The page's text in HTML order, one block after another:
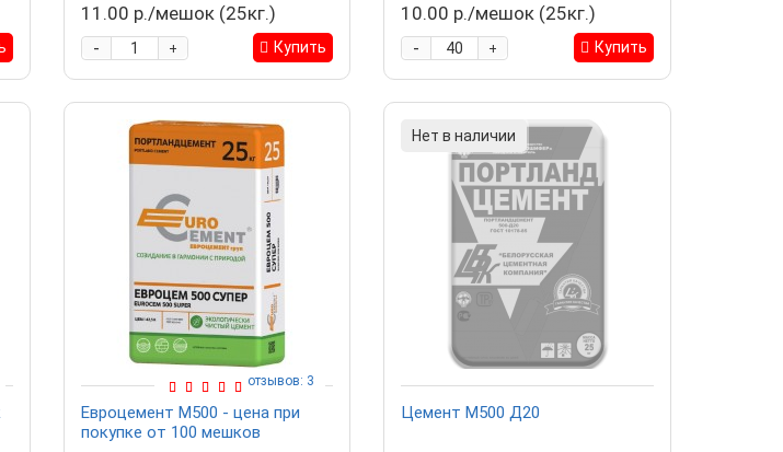
11.00 р./мешок (25кг.)
+
- Купить
10.00 р./мешок (25кг.)
+
- Купить
Евроцемент М500 - цена при
покупке от 100 мешков
отзывов: 3
Нет в наличии
Цемент М500 Д20